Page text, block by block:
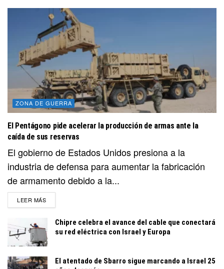
ZONA DE GUERRA
El Pentágono pide acelerar la producción de armas ante la
caída de sus reservas
El gobierno de Estados Unidos presiona a la
industria de defensa para aumentar la fabricación
de armamento debido a la...
LEER MÁSDETAILS
Chipre celebra el avance del cable que conectará
su red eléctrica con Israel y Europa
El atentado de Sbarro sigue marcando a Israel 25